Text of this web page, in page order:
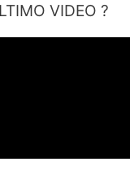
VIDEO ?